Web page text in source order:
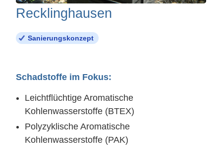
Recklinghausen
Sanierungskonzept
Schadstoffe im Fokus:
Leichtflüchtige Aromatische
Kohlenwasserstoffe (BTEX)
Polyzyklische Aromatische
Kohlenwasserstoffe (PAK)